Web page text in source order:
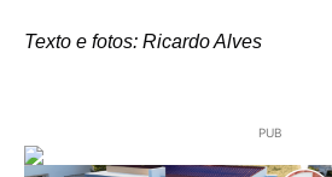
Texto e fotos: Ricardo Alves
PUB